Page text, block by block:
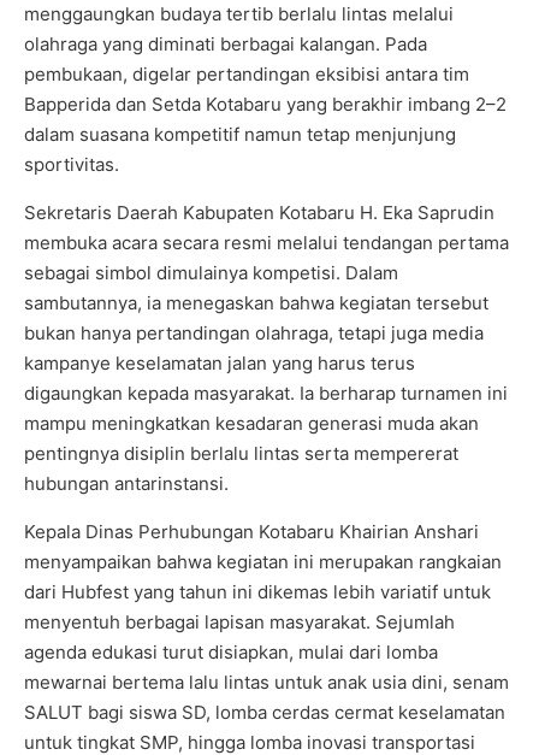
menggaungkan budaya tertib berlalu lintas melalui
olahraga yang diminati berbagai kalangan. Pada
pembukaan, digelar pertandingan eksibisi antara tim
Bapperida dan Setda Kotabaru yang berakhir imbang 2–2
dalam suasana kompetitif namun tetap menjunjung
sportivitas.
Sekretaris Daerah Kabupaten Kotabaru H. Eka Saprudin
membuka acara secara resmi melalui tendangan pertama
sebagai simbol dimulainya kompetisi. Dalam
sambutannya, ia menegaskan bahwa kegiatan tersebut
bukan hanya pertandingan olahraga, tetapi juga media
kampanye keselamatan jalan yang harus terus
digaungkan kepada masyarakat. Ia berharap turnamen ini
mampu meningkatkan kesadaran generasi muda akan
pentingnya disiplin berlalu lintas serta mempererat
hubungan antarinstansi.
Kepala Dinas Perhubungan Kotabaru Khairian Anshari
menyampaikan bahwa kegiatan ini merupakan rangkaian
dari Hubfest yang tahun ini dikemas lebih variatif untuk
menyentuh berbagai lapisan masyarakat. Sejumlah
agenda edukasi turut disiapkan, mulai dari lomba
mewarnai bertema lalu lintas untuk anak usia dini, senam
SALUT bagi siswa SD, lomba cerdas cermat keselamatan
untuk tingkat SMP, hingga lomba inovasi transportasi